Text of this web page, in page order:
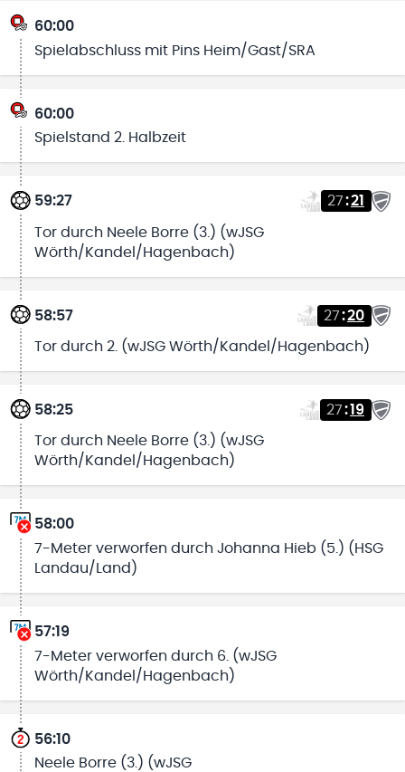
60:00
Spielabschluss mit Pins Heim/Gast/SRA
60:00
Spielstand 2. Halbzeit
59:27 27:21
Tor durch Neele Borre (3.) (wJSG
Wörth/Kandel/Hagenbach)
58:57 27:20
Tor durch 2. (wJSG Wörth/Kandel/Hagenbach)
58:25 27:19
Tor durch Neele Borre (3.) (wJSG
Wörth/Kandel/Hagenbach)
58:00
7-Meter verworfen durch Johanna Hieb (5.) (HSG
Landau/Land)
57:19
7-Meter verworfen durch 6. (wJSG
Wörth/Kandel/Hagenbach)
56:10
Neele Borre (3.) (wJSG